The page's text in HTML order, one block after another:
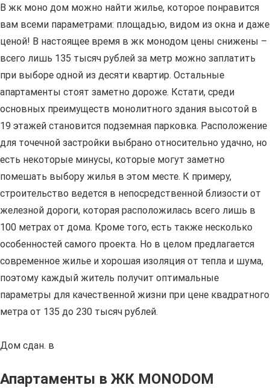
В жк моно дом можно найти жилье, которое понравится
вам всеми параметрами: площадью, видом из окна и даже
ценой! В настоящее время в жк монодом цены снижены –
всего лишь 135 тысяч рублей за метр можно заплатить
при выборе одной из десяти квартир. Остальные
апартаменты стоят заметно дороже. Кстати, среди
основных преимуществ монолитного здания высотой в
19 этажей становится подземная парковка. Расположение
для точечной застройки выбрано относительно удачно, но
есть некоторые минусы, которые могут заметно
помешать выбору жилья в этом месте. К примеру,
строительство ведется в непосредственной близости от
железной дороги, которая расположилась всего лишь в
100 метрах от дома. Кроме того, есть также несколько
особенностей самого проекта. Но в целом предлагается
современное жилье и хорошая изоляция от тепла и шума,
поэтому каждый житель получит оптимальные
параметры для качественной жизни при цене квадратного
метра от 135 до 230 тысяч рублей.
Дом сдан. в
Апартаменты в ЖК MONODOM